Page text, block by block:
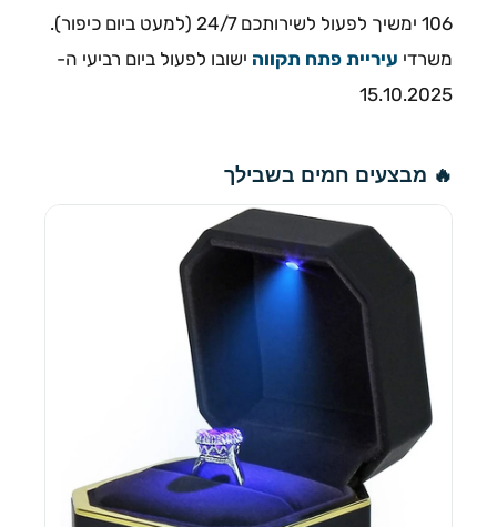
106 ימשיך לפעול לשירותכם 24/7 (למעט ביום כיפור).
משרדי עיריית פתח תקווה ישובו לפעול ביום רביעי ה-
15.10.2025
🔥 מבצעים חמים בשבילך